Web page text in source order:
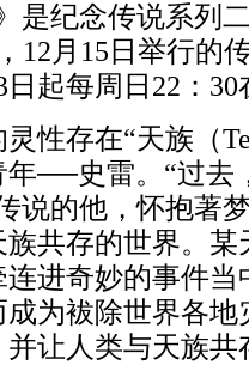
是纪念传说系列
12月15日举行的
日起每周日22：
性存在“天族（
年──史雷。“过去
说的他，怀抱著
共存的世界。
进奇妙的事件
为袚除世界各地
让人类与天族